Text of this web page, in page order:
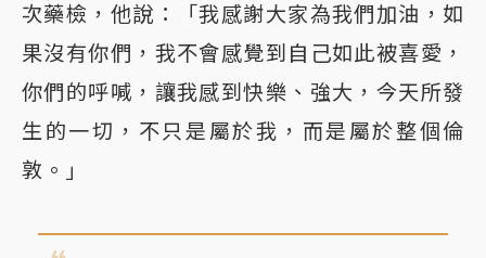
次藥檢，他說：「我感謝大家為我們加油，如
果沒有你們，我不會感覺到自己如此被喜愛，
你們的呼喊，讓我感到快樂、強大，今天所發
生的一切，不只是屬於我，而是屬於整個倫
敦。」